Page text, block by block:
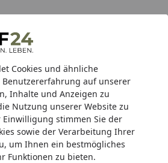
Cookies und ähnliche
Benutzererfahrung auf unserer
Inhalte und Anzeigen zu
Nutzung unserer Website zu
stimmen Sie der
sowie der Verarbeitung Ihrer
um Ihnen ein bestmögliches
Funktionen zu bieten.
Hotline
Sandfilteranlage & Pool-
bis 468,99€)